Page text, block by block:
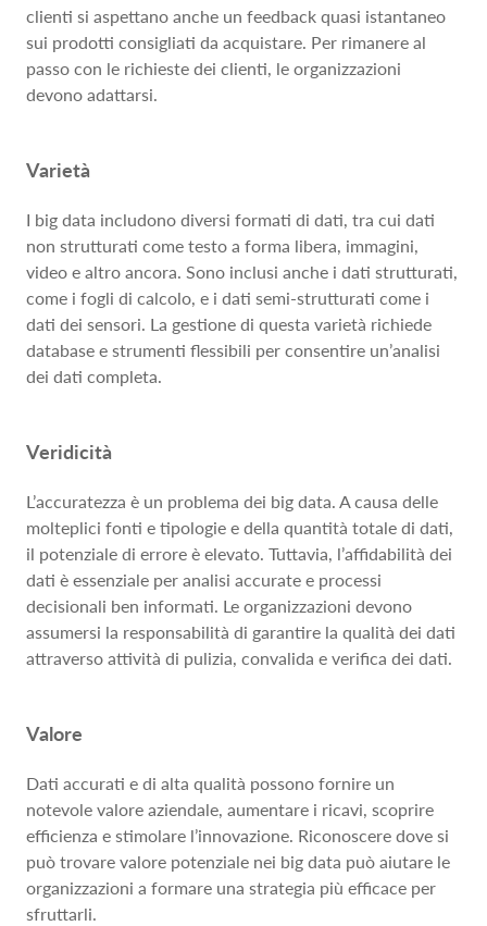
clienti si aspettano anche un feedback quasi istantaneo
sui prodotti consigliati da acquistare. Per rimanere al
passo con le richieste dei clienti, le organizzazioni
devono adattarsi.
Varietà
I big data includono diversi formati di dati, tra cui dati
non strutturati come testo a forma libera, immagini,
video e altro ancora. Sono inclusi anche i dati strutturati,
come i fogli di calcolo, e i dati semi-strutturati come i
dati dei sensori. La gestione di questa varietà richiede
database e strumenti flessibili per consentire un’analisi
dei dati completa.
Veridicità
L’accuratezza è un problema dei big data. A causa delle
molteplici fonti e tipologie e della quantità totale di dati,
il potenziale di errore è elevato. Tuttavia, l’affidabilità dei
dati è essenziale per analisi accurate e processi
decisionali ben informati. Le organizzazioni devono
assumersi la responsabilità di garantire la qualità dei dati
attraverso attività di pulizia, convalida e verifica dei dati.
Valore
Dati accurati e di alta qualità possono fornire un
notevole valore aziendale, aumentare i ricavi, scoprire
efficienza e stimolare l’innovazione. Riconoscere dove si
può trovare valore potenziale nei big data può aiutare le
organizzazioni a formare una strategia più efficace per
sfruttarli.